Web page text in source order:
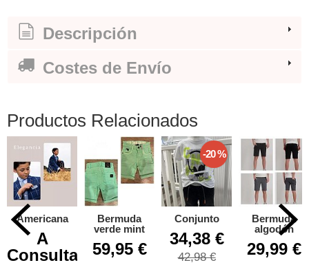
Descripción
Costes de Envío
Productos Relacionados
Americana
A
Consultar
Bermuda
verde mint
59,95 €
-20 %
Conjunto
34,38 €
42,98 €
Bermuda
algodón
29,99 €